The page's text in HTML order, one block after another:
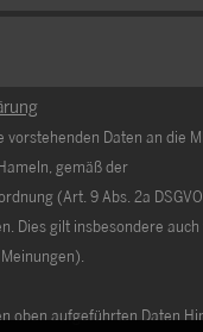
Daten an die
gemäß der
(Art. 9 Abs. 2a
Dies gilt insbesondere
Meinungen).
oben aufgeführten Daten